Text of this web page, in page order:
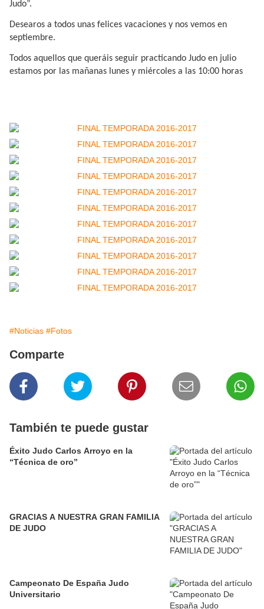
Judo”.
Desearos a todos unas felices vacaciones y nos vemos en
septiembre.
Todos aquellos que queráis seguir practicando Judo en julio
estamos por las mañanas lunes y miércoles a las 10:00 horas
#Noticias #Fotos
Comparte
También te puede gustar
Éxito Judo Carlos Arroyo en la
“Técnica de oro”
GRACIAS A NUESTRA GRAN FAMILIA
DE JUDO
Campeonato De España Judo
Universitario